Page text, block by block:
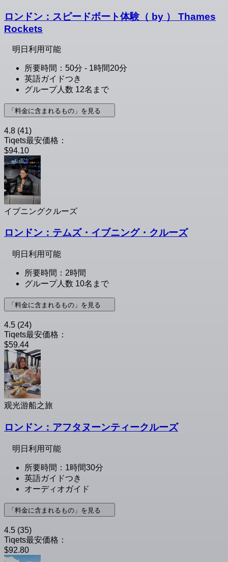
ロンドン：スピードボート体験（ by ） Thames
Rockets
明日利用可能
所要時間：50分 - 1時間20分
英語ガイドつき
グループ人数 12名まで
「料金に含まれるもの」を見る
4.8 (41)
Tiqets最安価格：
$94.10
イブニングクルーズ
ロンドン：テムズ・イブニング・クルーズ
明日利用可能
所要時間：2時間
グループ人数 10名まで
「料金に含まれるもの」を見る
4.5 (24)
Tiqets最安価格：
$59.44
观光游船之旅
ロンドン：アフタヌーンティークルーズ
明日利用可能
所要時間：1時間30分
英語ガイドつき
オーディオガイド
「料金に含まれるもの」を見る
4.5 (35)
Tiqets最安価格：
$92.80